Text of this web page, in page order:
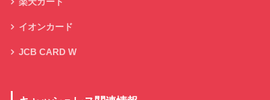
イオンカード
JCB CARD W